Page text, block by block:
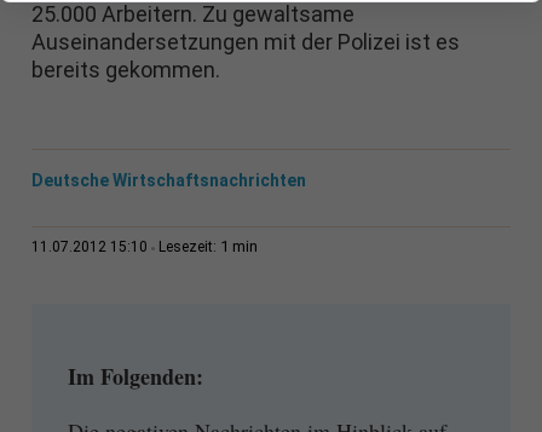
25.000 Arbeitern. Zu gewaltsame
Auseinandersetzungen mit der Polizei ist es
bereits gekommen.
Deutsche Wirtschaftsnachrichten
11.07.2012 15:10 Lesezeit: 1 min
Im Folgenden: